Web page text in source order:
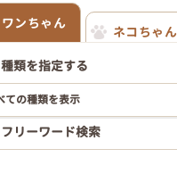
ワンちゃん
ネコちゃん
種類を指定する
フリーワード検索